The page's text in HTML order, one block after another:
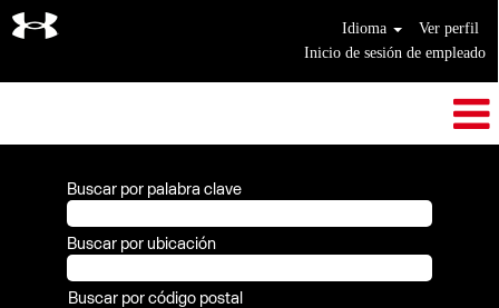
Idioma
Ver perfil
Inicio de sesión de empleado
Buscar por palabra clave
Buscar por ubicación
Buscar por código postal